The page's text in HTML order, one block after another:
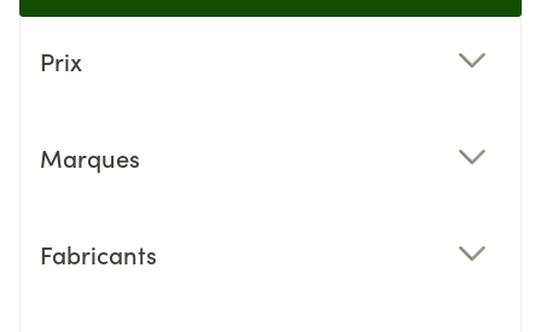
Prix
Marques
Fabricants